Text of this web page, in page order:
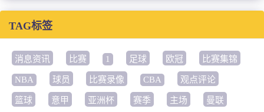
TAG标签
消息资讯 比赛 1 足球 欧冠 比赛集锦
NBA 球员 比赛录像 CBA 观点评论
篮球 意甲 亚洲杯 赛季 主场 曼联